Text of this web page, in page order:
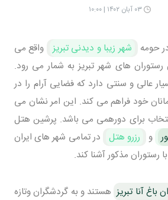
۰۳ آبان ۱۴۰۲ | ۱۰:۰۰
حومه شهر زیبا و دیدنی تبریز واقع می
رستوران های شهر تبریز به شمار می رود.
عالی و سنتی دارد که فضایی آرام را در
خود فراهم می کند. این امر نشان می
برای دورهمی می باشد. پرشین هتل
و رزرو هتل در تمامی شهر های ایران
مذکور آشنا کند.
باغ آنا تبریز هستند و به گردشگران وتازه